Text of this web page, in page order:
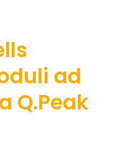
ad
Q.Peak